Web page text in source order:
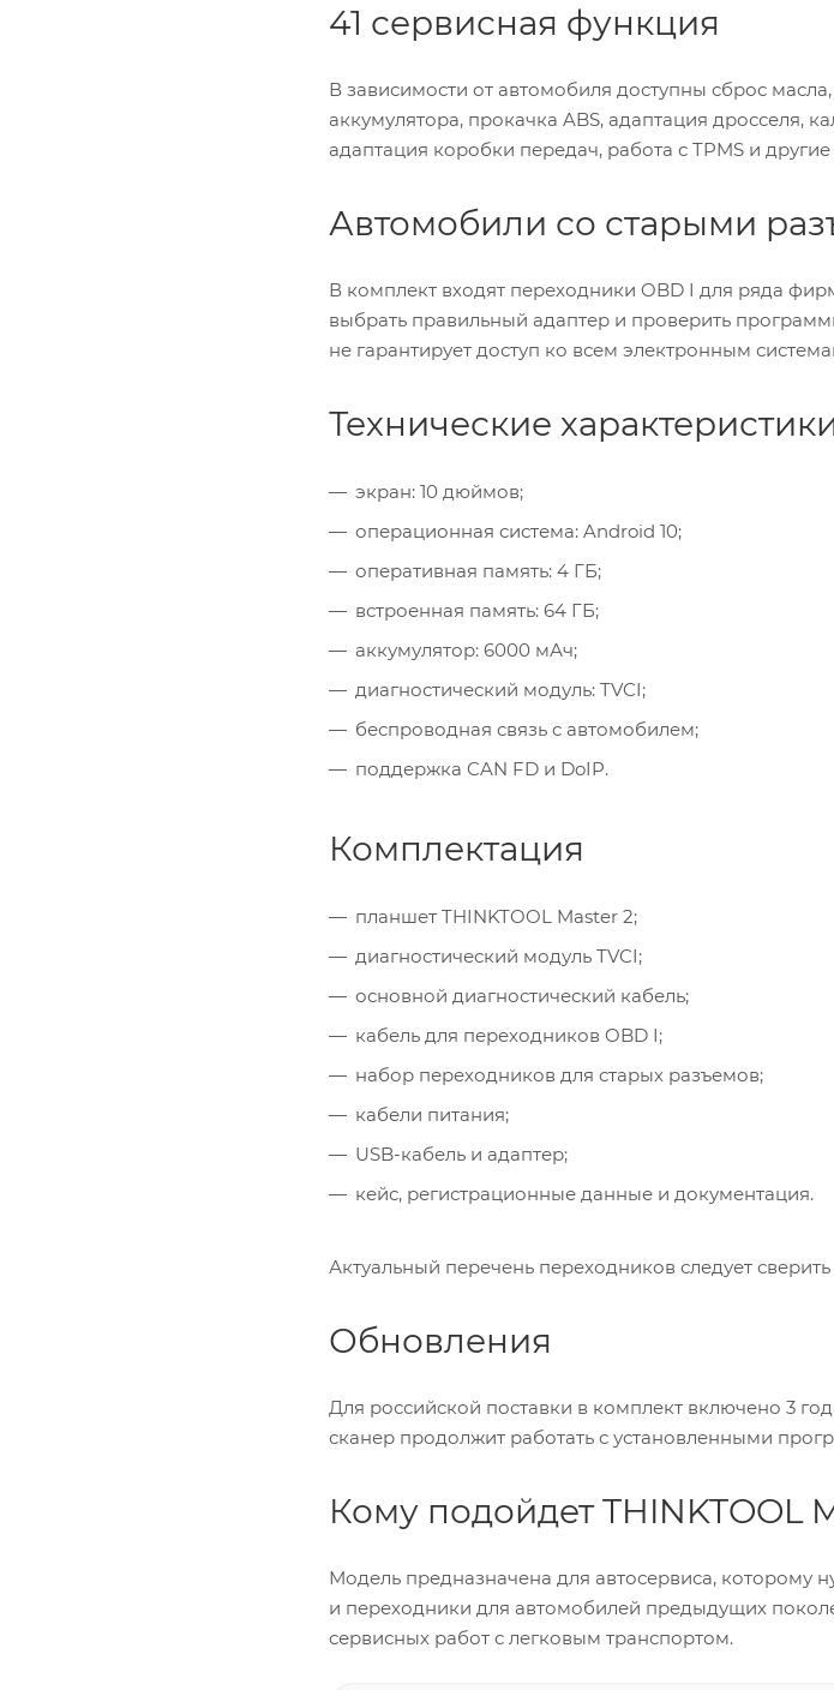
41 сервисная функция
В зависимости от автомобиля доступны сброс
аккумулятора, прокачка ABS, адаптация дросселя,
адаптация коробки передач, работа с TPMS и
Автомобили со старыми
В комплект входят переходники OBD I для ряда
выбрать правильный адаптер и проверить
не гарантирует доступ ко всем электронным
Технические
экран: 10 дюймов;
операционная система: Android 10;
оперативная память: 4 ГБ;
встроенная память: 64 ГБ;
аккумулятор: 6000 мАч;
диагностический модуль: TVCI;
беспроводная связь с автомобилем;
поддержка CAN FD и DoIP.
Комплектация
планшет THINKTOOL Master 2;
диагностический модуль TVCI;
основной диагностический кабель;
кабель для переходников OBD I;
набор переходников для старых разъемов;
кабели питания;
USB-кабель и адаптер;
кейс, регистрационные данные и документация.
Актуальный перечень переходников следует
Обновления
Для российской поставки в комплект включено 3
сканер продолжит работать с установленными
Кому подойдет THINKTOOL
Модель предназначена для автосервиса,
и переходники для автомобилей предыдущих
сервисных работ с легковым транспортом.